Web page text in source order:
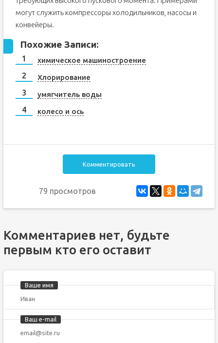
могут служить компрессоры холодильников, насосы и
конвейеры.
Похожие Записи:
химическое машиностроение
Хлорирование
умягчитель воды
колесо и ось
Комментировать
79 просмотров
Комментариев нет, будьте
первым кто его оставит
Ваше имя
Ваш e-mail